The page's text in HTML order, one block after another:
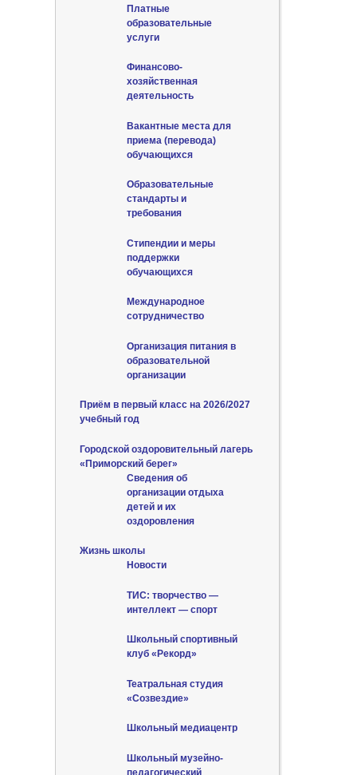
Платные
образовательные
услуги
Финансово-
хозяйственная
деятельность
Вакантные места для
приема (перевода)
обучающихся
Образовательные
стандарты и
требования
Стипендии и меры
поддержки
обучающихся
Международное
сотрудничество
Организация питания в
образовательной
организации
Приём в первый класс на 2026/2027
учебный год
Городской оздоровительный лагерь
«Приморский берег»
Сведения об
организации отдыха
детей и их
оздоровления
Жизнь школы
Новости
ТИС: творчество —
интеллект — спорт
Школьный спортивный
клуб «Рекорд»
Театральная студия
«Созвездие»
Школьный медиацентр
Школьный музейно-
педагогический